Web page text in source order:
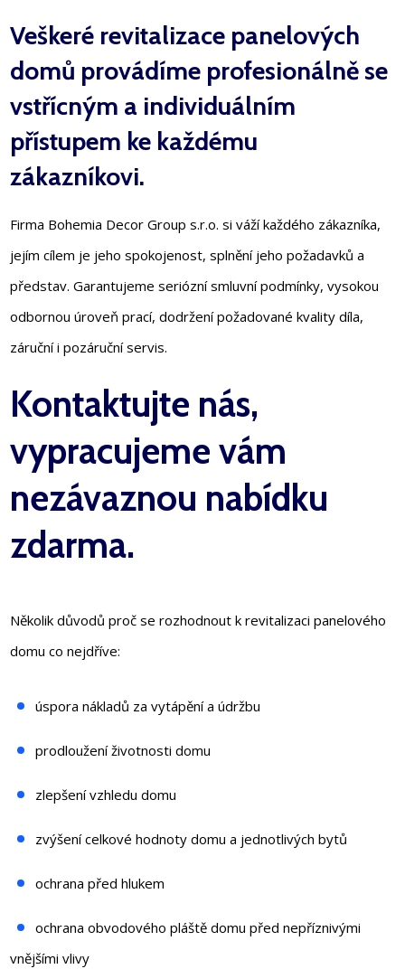
Veškeré revitalizace panelových
domů provádíme profesionálně se
vstřícným a individuálním
přístupem ke každému
zákazníkovi.
Firma Bohemia Decor Group s.r.o. si váží každého zákazníka,
jejím cílem je jeho spokojenost, splnění jeho požadavků a
představ. Garantujeme seriózní smluvní podmínky, vysokou
odbornou úroveň prací, dodržení požadované kvality díla,
záruční i pozáruční servis.
Kontaktujte nás,
vypracujeme vám
nezávaznou nabídku
zdarma.
Několik důvodů proč se rozhodnout k revitalizaci panelového
domu co nejdříve:
úspora nákladů za vytápění a údržbu
prodloužení životnosti domu
zlepšení vzhledu domu
zvýšení celkové hodnoty domu a jednotlivých bytů
ochrana před hlukem
ochrana obvodového pláště domu před nepříznivými
vnějšími vlivy